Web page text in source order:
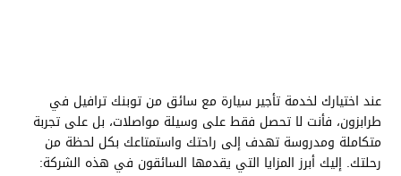
عند اختيارك لخدمة تأجير سيارة مع سائق من توبنك ترافيل في
طرابزون، فأنت لا تحصل فقط على وسيلة مواصلات، بل على تجربة
متكاملة ومدروسة تهدف إلى راحتك واستمتاعك بكل لحظة من
رحلتك. إليك أبرز المزايا التي يقدمها السائقون في هذه الشركة: